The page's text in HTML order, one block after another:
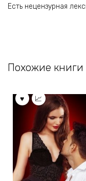
Есть нецензурная
Похожие книги